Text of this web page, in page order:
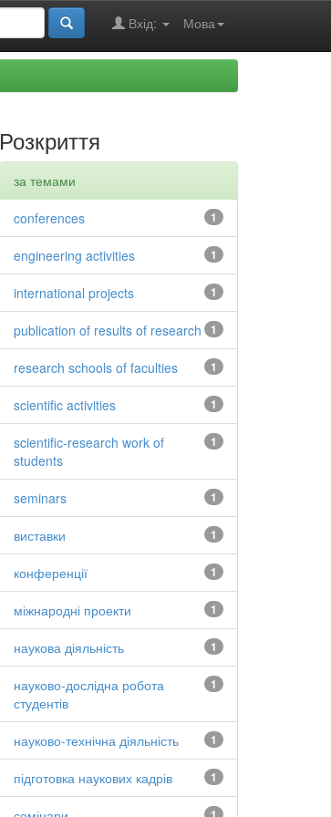
Мова
Вхід:
Розкриття
за темами
1
conferences
1
engineering activities
1
international projects
1
publication of results of research
1
research schools of faculties
1
scientific activities
1
scientific-research work of
students
1
seminars
1
виставки
1
конференції
1
міжнародні проекти
1
наукова діяльність
1
науково-дослідна робота
студентів
1
науково-технічна діяльність
1
підготовка наукових кадрів